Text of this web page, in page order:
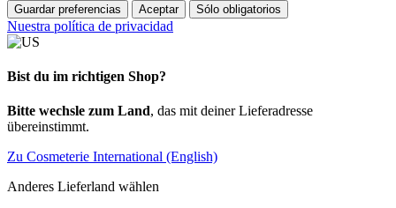
Guardar preferencias Aceptar Sólo obligatorios
Nuestra política de privacidad
Bist du im richtigen Shop?
Bitte wechsle zum Land, das mit deiner Lieferadresse
übereinstimmt.
Zu Cosmeterie International (English)
Anderes Lieferland wählen